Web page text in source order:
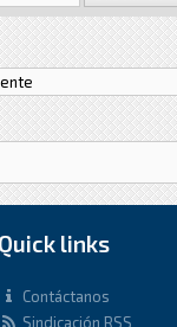
Quick links
Contáctanos
Sindicación RSS